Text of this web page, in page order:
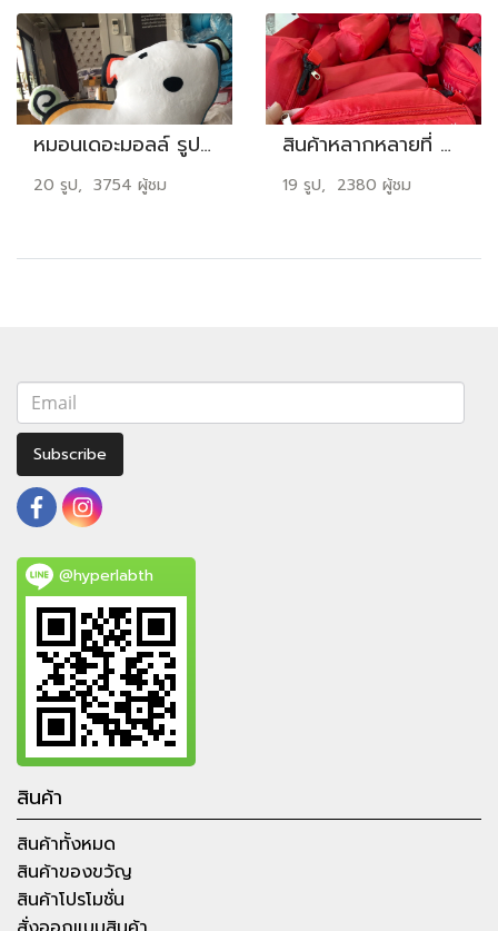
หมอนเดอะมอลล์ รูปน้องหมา เนื้อผ้านุ่มนิ่ม และไดคัททรงหมอนตามภาพ
20 รูป, 3754 ผู้ชม
สินค้าหลากหลายที่ Major สั่งผลิต
19 รูป, 2380 ผู้ชม
Subscribe
@hyperlabth
สินค้า
สินค้าทั้งหมด
สินค้าของขวัญ
สินค้าโปรโมชั่น